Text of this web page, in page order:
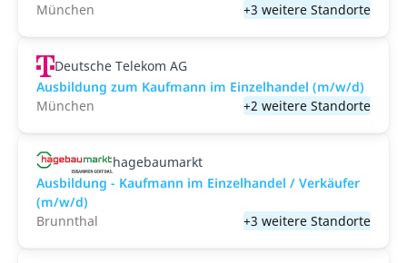
München
+3 weitere Standorte
Deutsche Telekom AG
Ausbildung zum Kaufmann im Einzelhandel (m/w/d)
München
+2 weitere Standorte
hagebaumarkt
Ausbildung - Kaufmann im Einzelhandel / Verkäufer
(m/w/d)
Brunnthal
+3 weitere Standorte